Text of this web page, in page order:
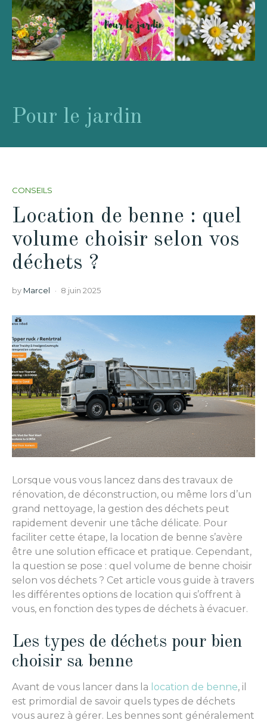
Pour le jardin
CONSEILS
Location de benne : quel
volume choisir selon vos
déchets ?
by Marcel 8 juin 2025
Lorsque vous vous lancez dans des travaux de
rénovation, de déconstruction, ou même lors d’un
grand nettoyage, la gestion des déchets peut
rapidement devenir une tâche délicate. Pour
faciliter cette étape, la location de benne s’avère
être une solution efficace et pratique. Cependant,
la question se pose : quel volume de benne choisir
selon vos déchets ? Cet article vous guide à travers
les différentes options de location qui s’offrent à
vous, en fonction des types de déchets à évacuer.
Les types de déchets pour bien
choisir sa benne
Avant de vous lancer dans la location de benne, il
est primordial de savoir quels types de déchets
vous aurez à gérer. Les bennes sont généralement